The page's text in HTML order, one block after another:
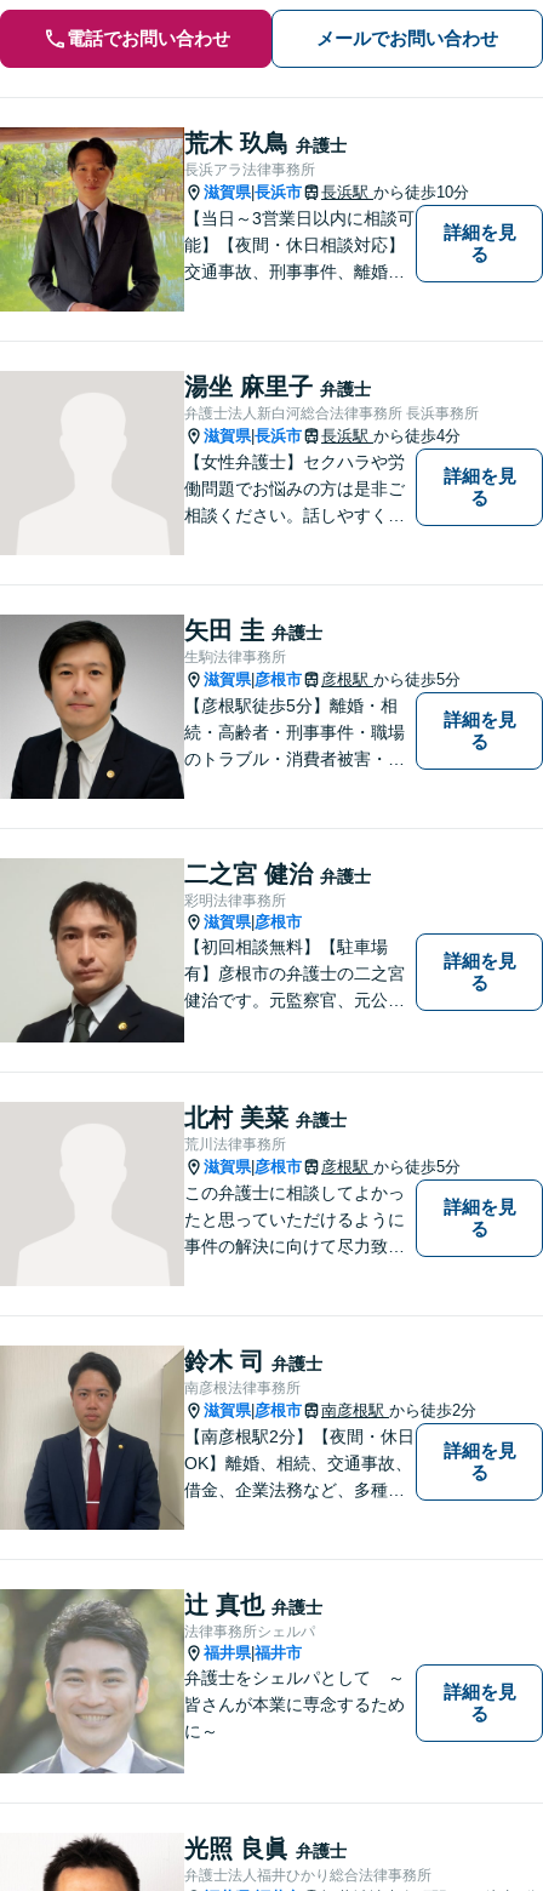
電話でお問い合わせ メールでお問い合わせ
荒木 玖鳥 弁護士
長浜アラ法律事務所
滋賀県|長浜市 長浜駅 から徒歩10分
【当日～3営業日以内に相談可
能】【夜間・休日相談対応】
交通事故、刑事事件、離婚・
詳細を見
る
湯坐 麻里子 弁護士
弁護士法人新白河総合法律事務所 長浜事務所
滋賀県|長浜市 長浜駅 から徒歩4分
【女性弁護士】セクハラや労
働問題でお悩みの方は是非ご
相談ください。話しやすく相
詳細を見
る
矢田 圭 弁護士
生駒法律事務所
滋賀県| 彦根市 彦根駅 から徒歩5分
【彦根駅徒歩5分】離婚・相
続・高齢者・刑事事件・職場
のトラブル・消費者被害・法
詳細を見
る
二之宮 健治 弁護士
彩明法律事務所
滋賀県| 彦根市
【初回相談無料】【駐車場
有】彦根市の弁護士の二之宮
健治です。元監察官、元公務
トいたします。
詳細を見
る
北村 美菜 弁護士
荒川法律事務所
滋賀県| 彦根市 彦根駅 から徒歩5分
この弁護士に相談してよかっ
たと思っていただけるように
事件の解決に向けて尽力致し
詳細を見
る
鈴木 司 弁護士
南彦根法律事務所
滋賀県| 彦根市 南彦根駅 から徒歩2分
【南彦根駅2分】【夜間・休日
OK】離婚、相続、交通事故、
借金、企業法務など、多種多
をモットーに、皆様それぞれ
に合った解決を図ってまいり
ます。お気軽にご相談くださ
い。
詳細を見
る
辻 真也 弁護士
法律事務所シェルパ
福井県|福井市
弁護士をシェルパとして ～
皆さんが本業に専念するため
に～
詳細を見
る
光照 良眞 弁護士
弁護士法人福井ひかり総合法律事務所